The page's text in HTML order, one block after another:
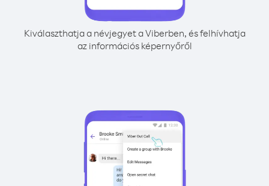
Kiválaszthatja a névjegyet a Viberben, és felhívhatja
az információs képernyőről